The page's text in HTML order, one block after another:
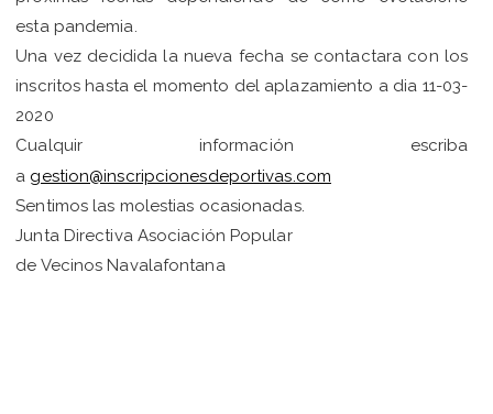
esta pandemia.
Una vez decidida la nueva fecha se contactara con los
inscritos hasta el momento del aplazamiento a dia 11-03-
2020
Cualquir información escriba
a gestion@inscripcionesdeportivas.com
Sentimos las molestias ocasionadas.
Junta Directiva Asociación Popular
de Vecinos Navalafontana